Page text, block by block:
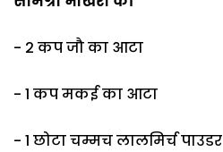
- 2 कप जौ का आटा
- 1 कप मकई का आटा
- 1 छोटा चम्मच लालमिर्च पाउडर